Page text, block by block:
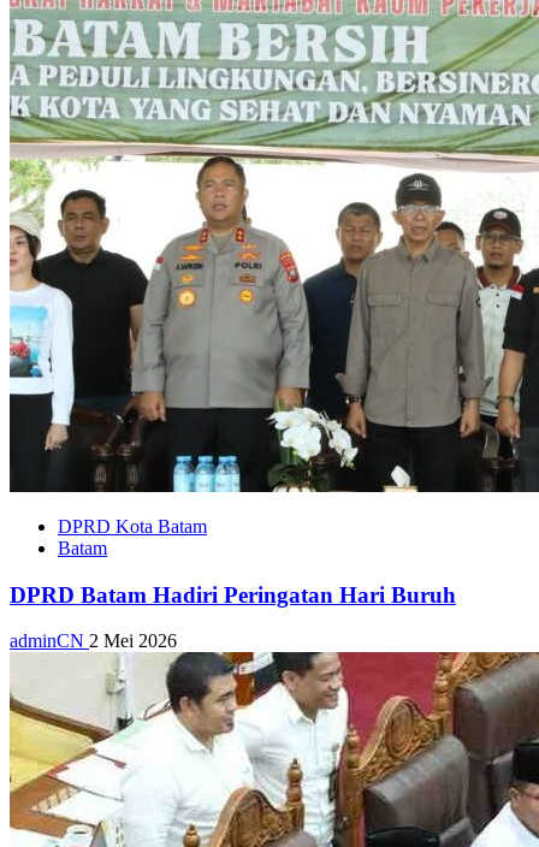
DPRD Kota Batam
Batam
DPRD Batam Hadiri Peringatan Hari Buruh
adminCN 2 Mei 2026